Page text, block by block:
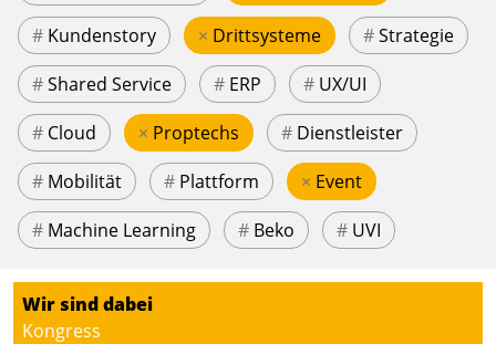
# Kundenstory × Drittsysteme #Strategie
#Shared Service # ERP # UX/UI
# Cloud × Proptechs # Dienstleister
# Mobilität # Plattform × Event
# Machine Learning # Beko # UVI
Wir sind dabei
Kongress